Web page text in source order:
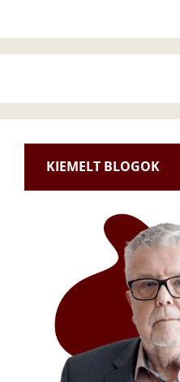
KIEMELT BLOGOK